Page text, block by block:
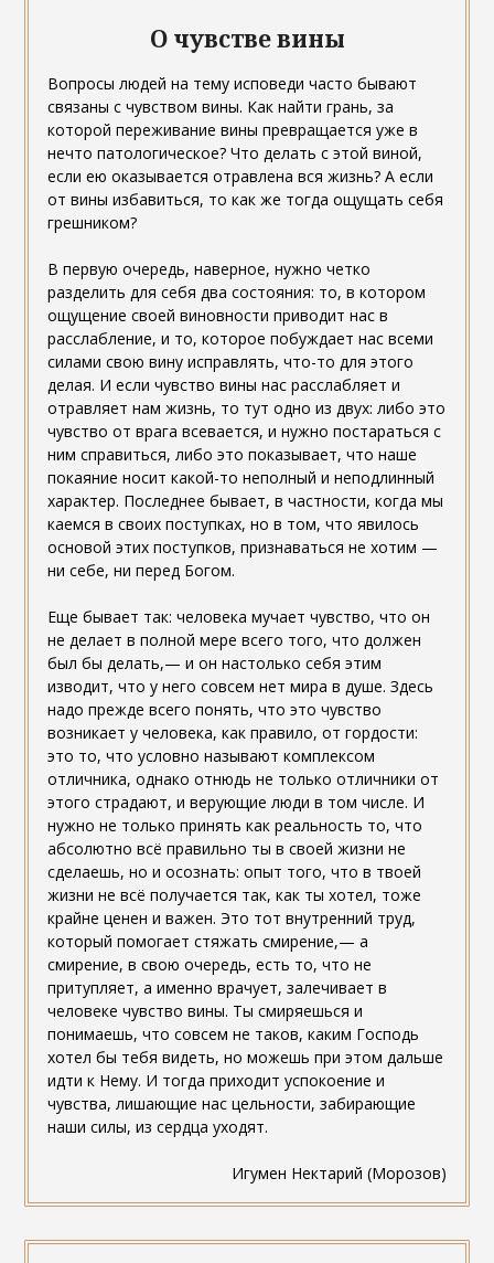
О чувстве вины
Вопросы людей на тему исповеди часто бывают
связаны с чувством вины. Как найти грань, за
которой переживание вины превращается уже в
нечто патологическое? Что делать с этой виной,
если ею оказывается отравлена вся жизнь? А если
от вины избавиться, то как же тогда ощущать себя
грешником?
В первую очередь, наверное, нужно четко
разделить для себя два состояния: то, в котором
ощущение своей виновности приводит нас в
расслабление, и то, которое побуждает нас всеми
силами свою вину исправлять, что-то для этого
делая. И если чувство вины нас расслабляет и
отравляет нам жизнь, то тут одно из двух: либо это
чувство от врага всевается, и нужно постараться с
ним справиться, либо это показывает, что наше
покаяние носит какой-то неполный и неподлинный
характер. Последнее бывает, в частности, когда мы
каемся в своих поступках, но в том, что явилось
основой этих поступков, признаваться не хотим —
ни себе, ни перед Богом.
Еще бывает так: человека мучает чувство, что он
не делает в полной мере всего того, что должен
был бы делать,— и он настолько себя этим
изводит, что у него совсем нет мира в душе. Здесь
надо прежде всего понять, что это чувство
возникает у человека, как правило, от гордости:
это то, что условно называют комплексом
отличника, однако отнюдь не только отличники от
этого страдают, и верующие люди в том числе. И
нужно не только принять как реальность то, что
абсолютно всё правильно ты в своей жизни не
сделаешь, но и осознать: опыт того, что в твоей
жизни не всё получается так, как ты хотел, тоже
крайне ценен и важен. Это тот внутренний труд,
который помогает стяжать смирение,— а
смирение, в свою очередь, есть то, что не
притупляет, а именно врачует, залечивает в
человеке чувство вины. Ты смиряешься и
понимаешь, что совсем не таков, каким Господь
хотел бы тебя видеть, но можешь при этом дальше
идти к Нему. И тогда приходит успокоение и
чувства, лишающие нас цельности, забирающие
наши силы, из сердца уходят.
Игумен Нектарий (Морозов)